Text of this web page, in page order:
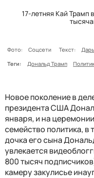
17-летняя Кай Трамп
Фото: Соцсети Текст:
Теги:
Дональд Трамп
Новое поколение в
президента США
января, и на
семейство политика, в
дочка его сына
увлекается
800 тысяч
камеру закулисье